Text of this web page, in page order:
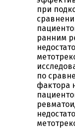
при
ранним
по
фактора